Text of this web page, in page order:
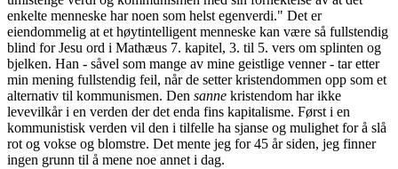
enkelte menneske har noen som helst egenverdi." Det er
eiendommelig at et høytintelligent menneske kan være så fullstendig
blind for Jesu ord i Mathæus 7. kapitel, 3. til 5. vers om splinten og
bjelken. Han - såvel som mange av mine geistlige venner - tar etter
min mening fullstendig feil, når de setter kristendommen opp som et
alternativ til kommunismen. Den sanne kristendom har ikke
levevilkår i en verden der det enda fins kapitalisme. Først i en
kommunistisk verden vil den i tilfelle ha sjanse og mulighet for å slå
rot og vokse og blomstre. Det mente jeg for 45 år siden, jeg finner
ingen grunn til å mene noe annet i dag.